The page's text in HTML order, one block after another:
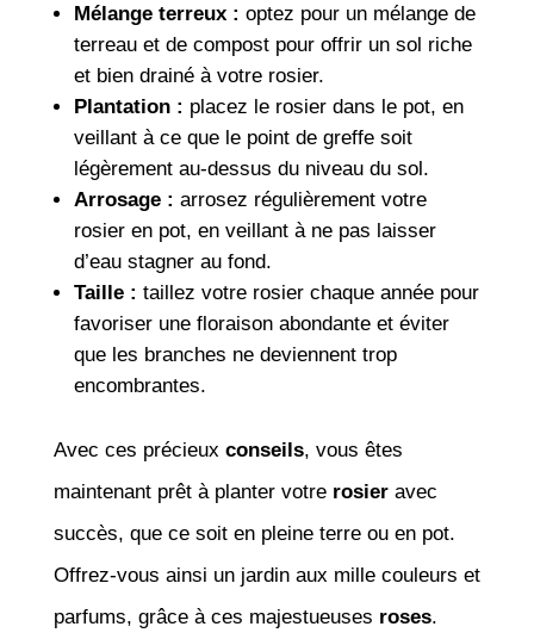
Mélange terreux : optez pour un mélange de
terreau et de compost pour offrir un sol riche
et bien drainé à votre rosier.
Plantation : placez le rosier dans le pot, en
veillant à ce que le point de greffe soit
légèrement au-dessus du niveau du sol.
Arrosage : arrosez régulièrement votre
rosier en pot, en veillant à ne pas laisser
d’eau stagner au fond.
Taille : taillez votre rosier chaque année pour
favoriser une floraison abondante et éviter
que les branches ne deviennent trop
encombrantes.
Avec ces précieux conseils, vous êtes
maintenant prêt à planter votre rosieravec
succès, que ce soit en pleine terre ou en pot.
Offrez-vous ainsi un jardin aux mille couleurs et
parfums, grâce à ces majestueuses roses.